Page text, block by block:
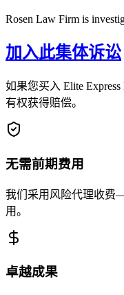
Rosen Law Firm is
加入此集体诉讼
如果您买入 Elite
有权获得赔偿。
无需前期费用
我们采用风险代理收费
用。
卓越成果